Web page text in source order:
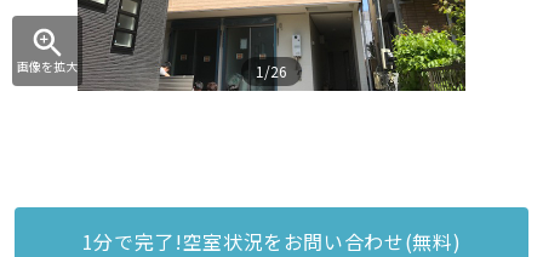
画像を拡大 1/26
1分で完了!空室状況をお問い合わせ(無料)